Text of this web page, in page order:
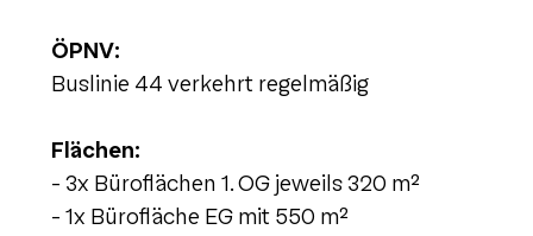
ÖPNV:
Buslinie 44 verkehrt regelmäßig
Flächen:
- 3x Büroflächen 1. OG jeweils 320 m²
- 1x Bürofläche EG mit 550 m²